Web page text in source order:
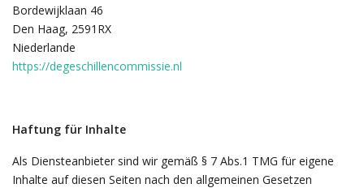
Bordewijklaan 46
Den Haag, 2591RX
Niederlande
https://degeschillencommissie.nl
Haftung für Inhalte
Als Diensteanbieter sind wir gemäß § 7 Abs.1 TMG für eigene
Inhalte auf diesen Seiten nach den allgemeinen Gesetzen